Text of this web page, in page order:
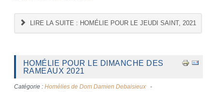
LIRE LA SUITE : HOMÉLIE POUR LE JEUDI SAINT, 2021
HOMÉLIE POUR LE DIMANCHE DES
RAMEAUX 2021
Catégorie : Homélies de Dom Damien Debaisieux